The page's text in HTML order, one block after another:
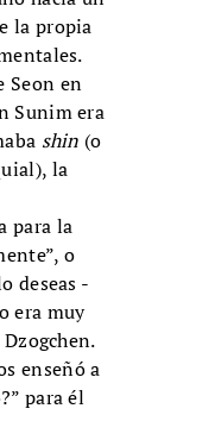
la propia
Seon en
Sunim era
shin (o
la
para la
o
deseas -
era muy
enseñó a
para él